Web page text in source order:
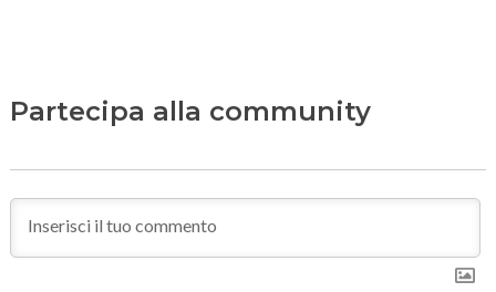
Partecipa alla community